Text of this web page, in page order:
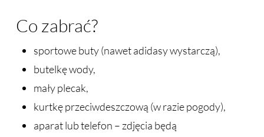
Co zabrać?
sportowe buty (nawet adidasy wystarczą),
butelkę wody,
mały plecak,
kurtkę przeciwdeszczową (w razie pogody),
aparat lub telefon – zdjęcia będą